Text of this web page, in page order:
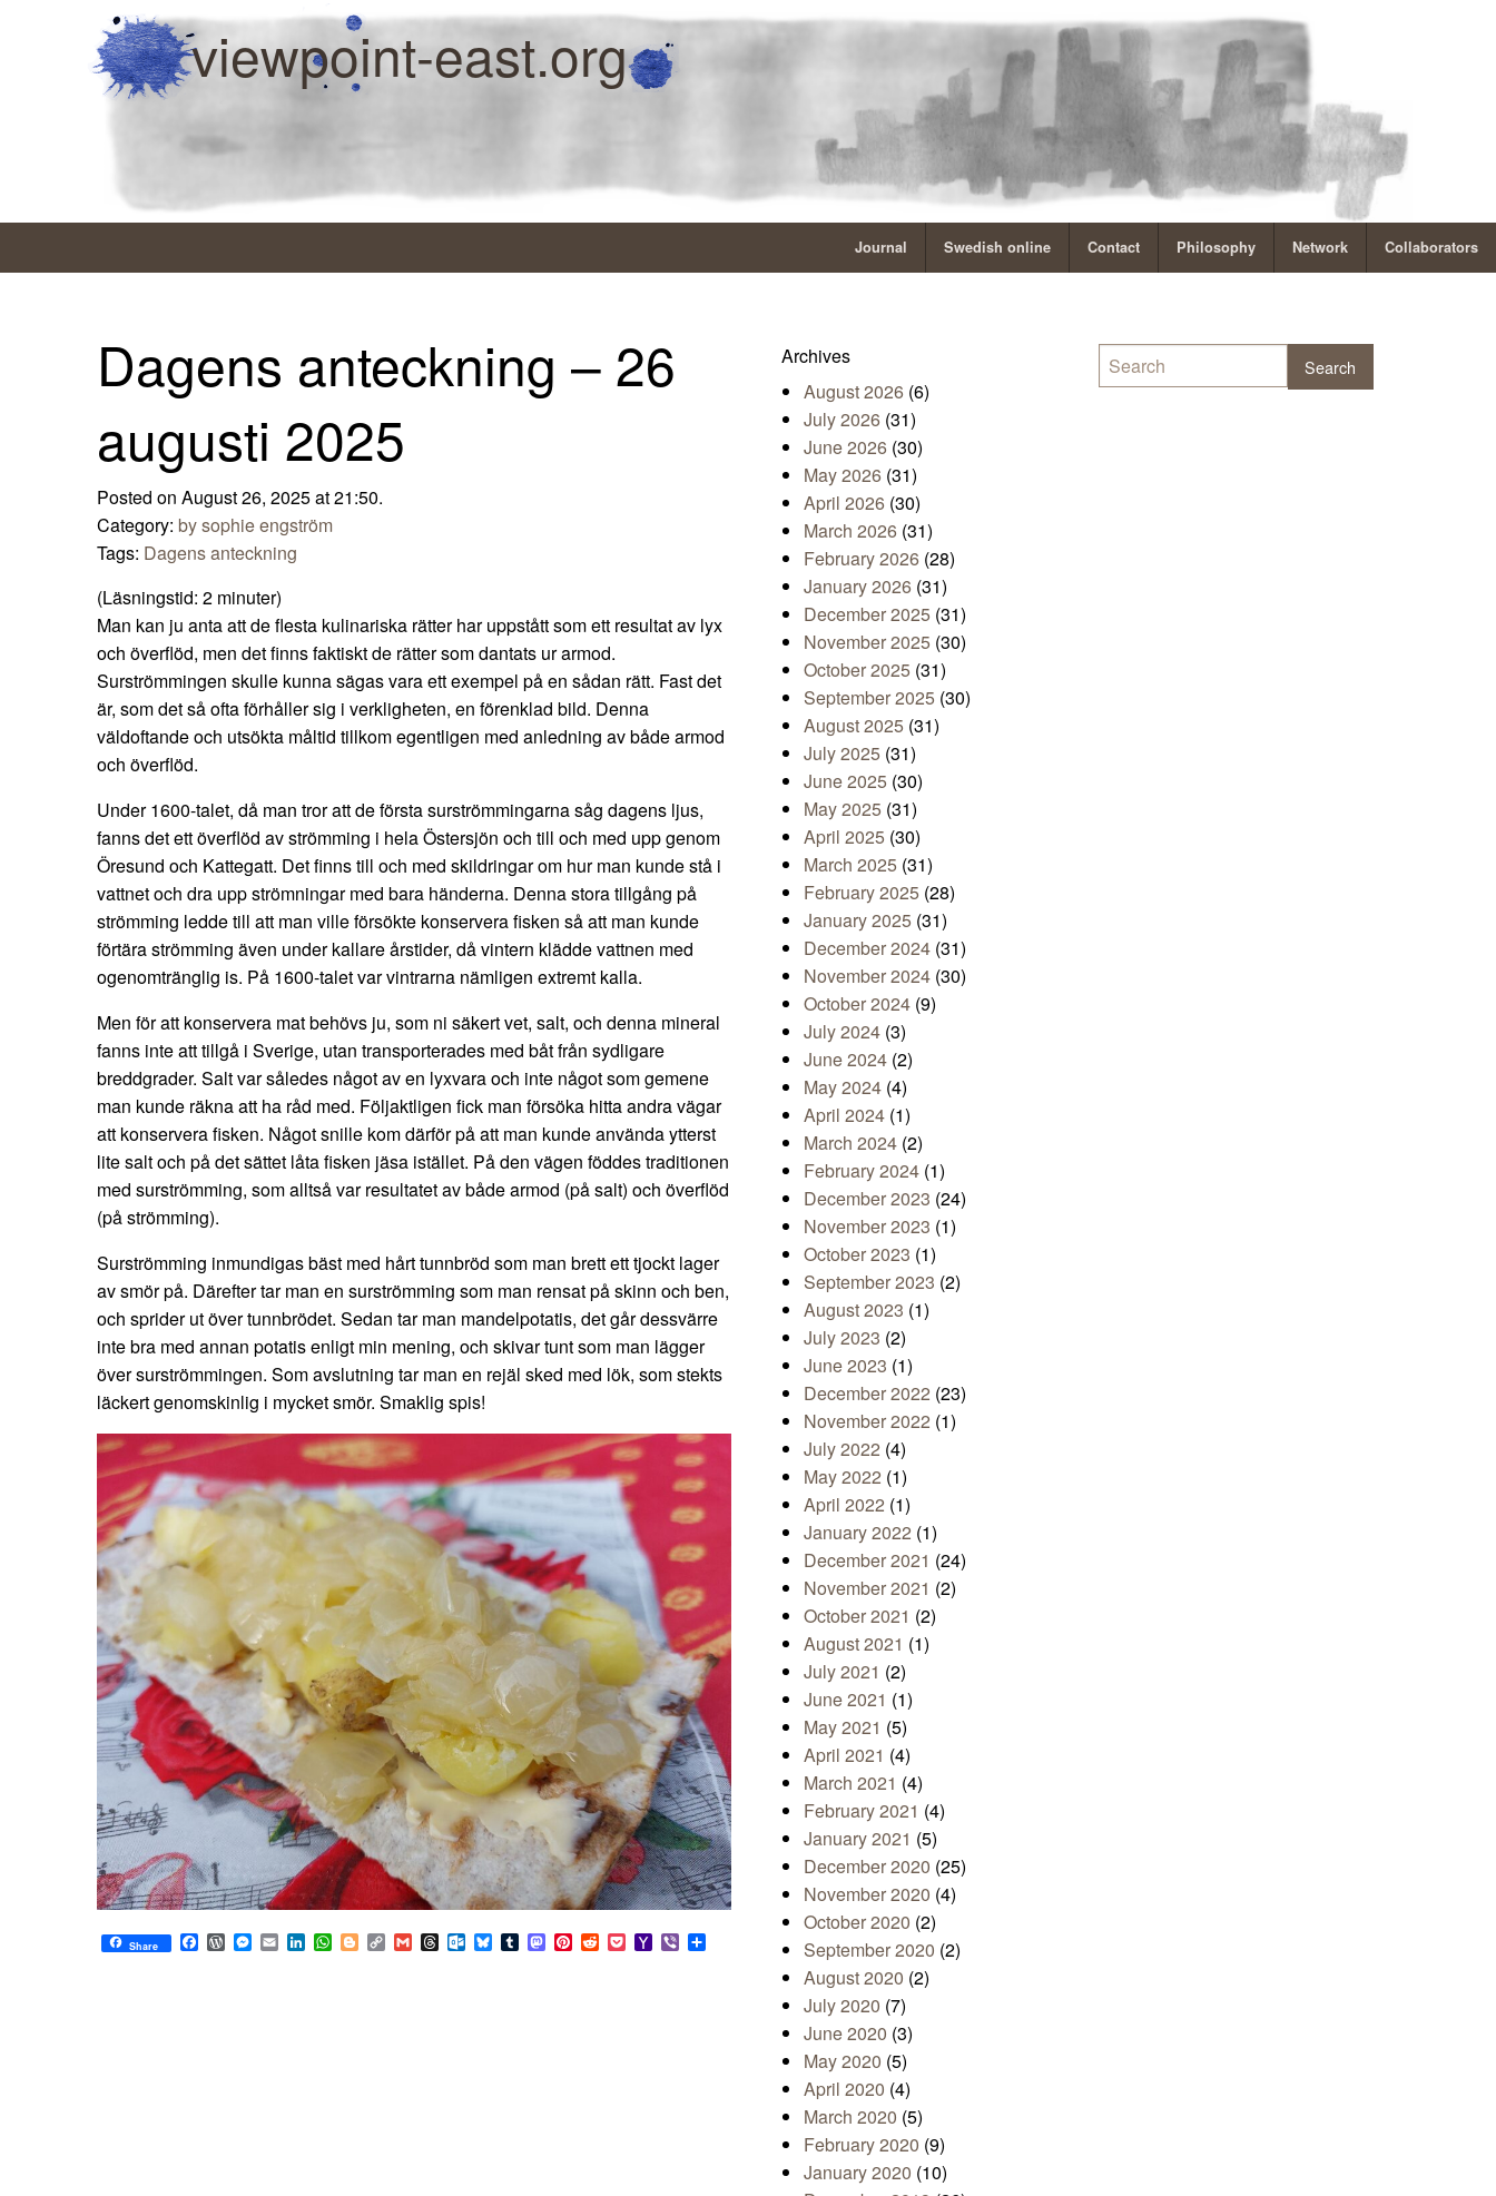
viewpoint-east.org
Journal Swedish online Contact Philosophy Network Collaborators
Dagens anteckning – 26
augusti 2025
Posted on August 26, 2025 at 21:50.
Category: by sophie engström
Tags: Dagens anteckning
(Läsningstid: 2 minuter)
Man kan ju anta att de flesta kulinariska rätter har uppstått som ett resultat av lyx
och överflöd, men det finns faktiskt de rätter som dantats ur armod.
Surströmmingen skulle kunna sägas vara ett exempel på en sådan rätt. Fast det
är, som det så ofta förhåller sig i verkligheten, en förenklad bild. Denna
väldoftande och utsökta måltid tillkom egentligen med anledning av både armod
och överflöd.
Under 1600-talet, då man tror att de första surströmmingarna såg dagens ljus,
fanns det ett överflöd av strömming i hela Östersjön och till och med upp genom
Öresund och Kattegatt. Det finns till och med skildringar om hur man kunde stå i
vattnet och dra upp strömningar med bara händerna. Denna stora tillgång på
strömming ledde till att man ville försökte konservera fisken så att man kunde
förtära strömming även under kallare årstider, då vintern klädde vattnen med
ogenomtränglig is. På 1600-talet var vintrarna nämligen extremt kalla.
Men för att konservera mat behövs ju, som ni säkert vet, salt, och denna mineral
fanns inte att tillgå i Sverige, utan transporterades med båt från sydligare
breddgrader. Salt var således något av en lyxvara och inte något som gemene
man kunde räkna att ha råd med. Följaktligen fick man försöka hitta andra vägar
att konservera fisken. Något snille kom därför på att man kunde använda ytterst
lite salt och på det sättet låta fisken jäsa istället. På den vägen föddes traditionen
med surströmming, som alltså var resultatet av både armod (på salt) och överflöd
(på strömming).
Surströmming inmundigas bäst med hårt tunnbröd som man brett ett tjockt lager
av smör på. Därefter tar man en surströmming som man rensat på skinn och ben,
och sprider ut över tunnbrödet. Sedan tar man mandelpotatis, det går dessvärre
inte bra med annan potatis enligt min mening, och skivar tunt som man lägger
över surströmmingen. Som avslutning tar man en rejäl sked med lök, som stekts
läckert genomskinlig i mycket smör. Smaklig spis!
Share Facebook
WordPress
Messenger
EmailLinkedIn
WhatsApp
BloggerCopy
Link
GmailThreadsOutlook.com
Bluesky
TumblrMastodon
Pinterest
RedditPocketYahoo
Mail
Viber
Archives
August 2026 (6)
July 2026 (31)
June 2026 (30)
May 2026 (31)
April 2026 (30)
March 2026 (31)
February 2026 (28)
January 2026 (31)
December 2025 (31)
November 2025 (30)
October 2025 (31)
September 2025 (30)
August 2025 (31)
July 2025 (31)
June 2025 (30)
May 2025 (31)
April 2025 (30)
March 2025 (31)
February 2025 (28)
January 2025 (31)
December 2024 (31)
November 2024 (30)
October 2024 (9)
July 2024 (3)
June 2024 (2)
May 2024 (4)
April 2024 (1)
March 2024 (2)
February 2024 (1)
December 2023 (24)
November 2023 (1)
October 2023 (1)
September 2023 (2)
August 2023 (1)
July 2023 (2)
June 2023 (1)
December 2022 (23)
November 2022 (1)
July 2022 (4)
May 2022 (1)
April 2022 (1)
January 2022 (1)
December 2021 (24)
November 2021 (2)
October 2021 (2)
August 2021 (1)
July 2021 (2)
June 2021 (1)
May 2021 (5)
April 2021 (4)
March 2021 (4)
February 2021 (4)
January 2021 (5)
December 2020 (25)
November 2020 (4)
October 2020 (2)
September 2020 (2)
August 2020 (2)
July 2020 (7)
June 2020 (3)
May 2020 (5)
April 2020 (4)
March 2020 (5)
February 2020 (9)
January 2020 (10)